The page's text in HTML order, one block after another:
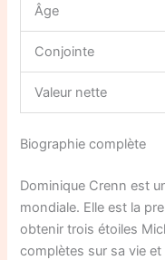
Âge
Conjointe
Valeur nette
Biographie complète
Dominique Crenn est
mondiale. Elle est la
obtenir trois étoiles
complètes sur sa vie et